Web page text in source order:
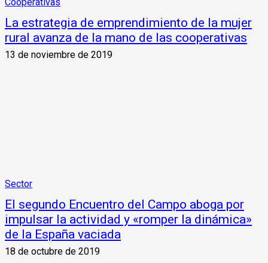
La estrategia de emprendimiento de la mujer
rural avanza de la mano de las cooperativas
13 de noviembre de 2019
Sector
El segundo Encuentro del Campo aboga por
impulsar la actividad y «romper la dinámica»
de la España vaciada
18 de octubre de 2019